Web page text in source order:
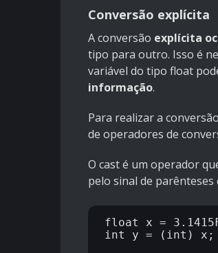
Conversão explícita
A conversão explícita
tipo para outro. Isso é
variável do tipo float
informação.
Para realizar a
de operadores de
O cast é um operador
pelo sinal de
float x =
int y = (int) x;